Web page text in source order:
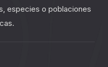
especies o poblaciones